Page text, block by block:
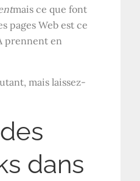
mais ce que font
pages Web est ce
prennent en
mais laissez-
dans